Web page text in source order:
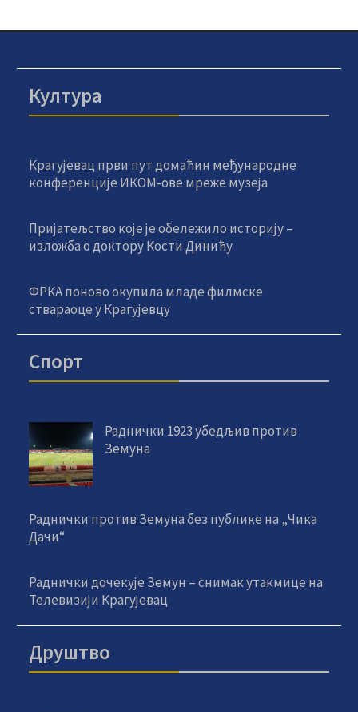
Култура
Крагујевац први пут домаћин међународне
конференције ИКОМ-ове мреже музеја
Пријатељство које је обележило историју –
изложба о доктору Кости Динићу
ФРКА поново окупила младе филмске
ствараоце у Крагујевцу
Спорт
Раднички 1923 убедљив против
Земуна
Раднички против Земуна без публике на „Чика
Дачи“
Раднички дочекује Земун – снимак утакмице на
Телевизији Крагујевац
Друштво